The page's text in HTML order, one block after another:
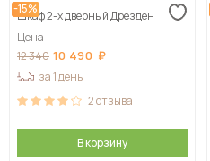
-15%
Шкаф 2-х дверный Дрезден
Цена
12 340 10 490
за 1 день
2отзыва
В корзину